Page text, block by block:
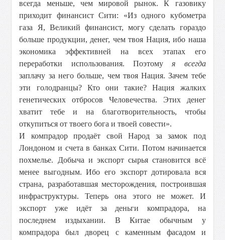
всегда меньше, чем мировой рынок. К газовику
приходит финансист Сити: «Из одного кубометра
газа Я, Великий финансист, могу сделать гораздо
больше продукции, денег, чем твоя Нация, ибо наша
экономика эффективней на всех этапах его
переработки использования. Поэтомуя всегда
заплачу за него больше, чем твоя Нация. Зачем тебе
эти голодранцы? Кто они такие? Нация жалких
генетических отбросов Человечества. Этих денег
хватит тебе и на благотворительность, чтобы
откупиться от твоего бога и твоей совести».
И компрадор продаёт свой Народ за замок под
Лондоном и счета в банках Сити. Потом начинается
похмелье. Добыча и экспорт сырья становится всё
менее выгодным. Ибо его экспорт дотировала вся
страна, разработавшая месторождения, построившая
инфраструктуры. Теперь она этого не может. И
экспорт уже идёт за деньги компрадора, на
последнем издыхании. В Китае обычным у
компрадора был дворец с каменным фасадом и